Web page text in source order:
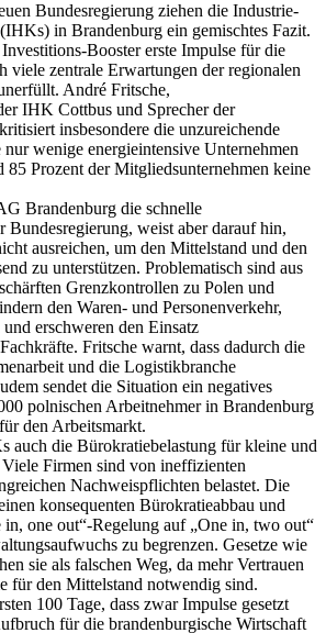
Bundesregierung ziehen die Industrie-
in Brandenburg ein gemischtes Fazit.
Booster erste Impulse für die
viele zentrale Erwartungen der regionalen
André Fritsche,
IHK Cottbus und Sprecher der
insbesondere die unzureichende
nur wenige energieintensive Unternehmen
85 Prozent der Mitgliedsunternehmen keine
Brandenburg die schnelle
Bundesregierung, weist aber darauf hin,
ausreichen, um den Mittelstand und den
zu unterstützen. Problematisch sind aus
Grenzkontrollen zu Polen und
den Waren- und Personenverkehr,
erschweren den Einsatz
Fritsche warnt, dass dadurch die
und die Logistikbranche
sendet die Situation ein negatives
polnischen Arbeitnehmer in Brandenburg
den Arbeitsmarkt.
auch die Bürokratiebelastung für kleine und
Firmen sind von ineffizienten
Nachweispflichten belastet. Die
konsequenten Bürokratieabbau und
in, one out“-Regelung auf „One in, two out“
zu begrenzen. Gesetze wie
sie als falschen Weg, da mehr Vertrauen
für den Mittelstand notwendig sind.
100 Tage, dass zwar Impulse gesetzt
für die brandenburgische Wirtschaft